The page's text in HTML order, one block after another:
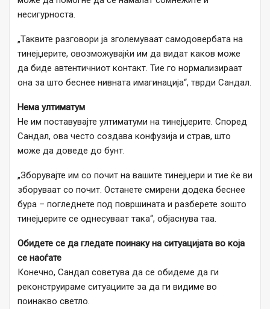
несигурноста.
„Таквите разговори ја зголемуваат самодовербата на
тинејџерите, овозможувајќи им да видат каков може
да биде автентичниот контакт. Тие го нормализираат
она за што беснее нивната имагинација“, тврди Сандал.
Нема ултиматум
Не им поставувајте ултиматуми на тинејџерите. Според
Сандал, ова често создава конфузија и страв, што
може да доведе до бунт.
„Зборувајте им со почит на вашите тинејџери и тие ќе ви
зборуваат со почит. Останете смирени додека беснее
бура – погледнете под површината и разберете зошто
тинејџерите се однесуваат така“, објаснува таа.
Обидете се да гледате поинаку на ситуацијата во која
се наоѓате
Конечно, Сандал советува да се обидеме да ги
реконструираме ситуациите за да ги видиме во
поинакво светло.